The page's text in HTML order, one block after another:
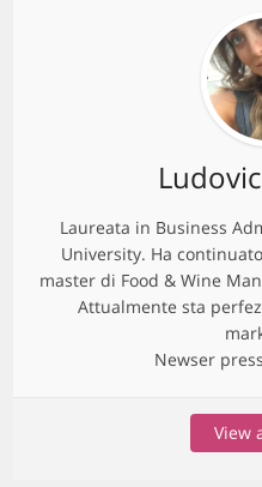
Laureata in Business
University. Ha
master di Food & Wine
Attualmente sta
Newser
View